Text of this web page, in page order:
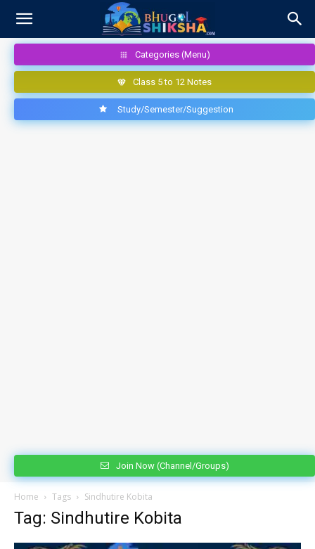
Categories (Menu)
Class 5 to 12 Notes
Study/Semester/Suggestion
Join Now (Channel/Groups)
Home Tags Sindhutire Kobita
Tag: Sindhutire Kobita